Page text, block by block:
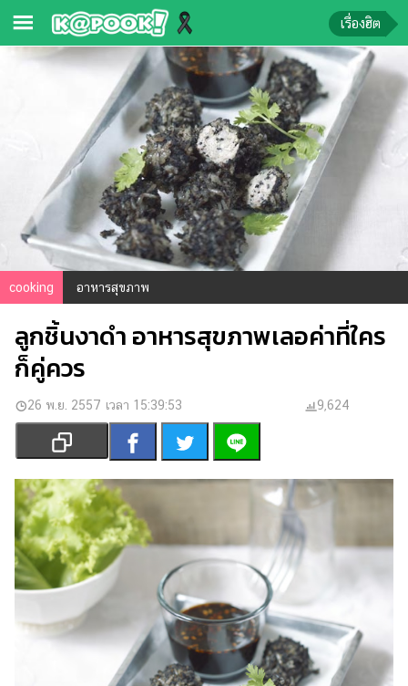
ข่าว
บันเทิง
ตรวจ
หวย
บอล
สด
เงิน
การ
บันเทิง
รูปภาพ
ดู
Music
เรื่องฮิต
cooking อาหารสุขภาพ
ลูกชิ้นงาดำ อาหารสุขภาพเลอค่าที่ใคร
ก็คู่ควร
26 พ.ย. 2557 เวลา 15:39:53 9,624